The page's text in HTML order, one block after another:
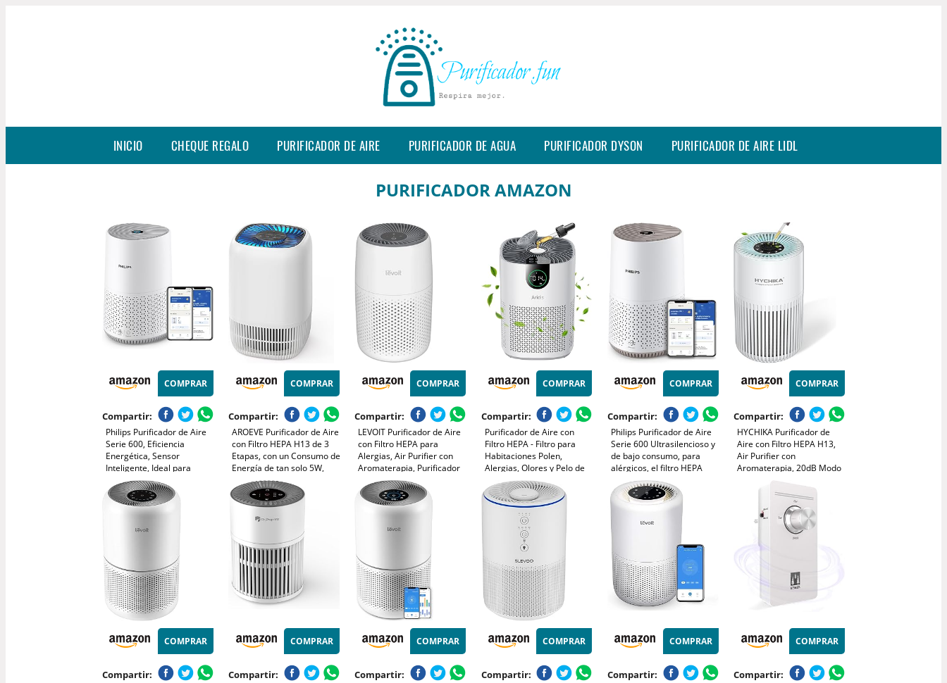
INICIO CHEQUE REGALO PURIFICADOR DE AIRE PURIFICADOR DE AGUA PURIFICADOR DYSON PURIFICADOR DE AIRE LIDL
PURIFICADOR AMAZON
COMPRAR
Compartir:
Philips Purificador de Aire
Serie 600, Eficiencia
Energética, Sensor
Inteligente, Ideal para
Alérgicos, Filtro HEPA
99,97%, Cubre Hasta 44 m²,
Control por App Philips Air+,
Blanco (AC0651/10)
COMPRAR
Compartir:
AROEVE Purificador de Aire
con Filtro HEPA H13 de 3
Etapas, con un Consumo de
Energía de tan solo 5W,
Silencioso a 22db con
Aroma, Combate el Polen,
el Humo y el Pelo de
Mascotas
COMPRAR
Compartir:
LEVOIT Purificador de Aire
con Filtro HEPA para
Alergias, Air Purifier con
Aromaterapia, Purificador
Aire Silencioso 25dB, Bajo
Consumo de Energía de 7W,
Core Mini
COMPRAR
Compartir:
Purificador de Aire con
Filtro HEPA - Filtro para
Habitaciones Polen,
Alergias, Olores y Pelo de
Mascotas, con Esponja de
Aromaterapia, 7.2W y 3
Velocidades, Silencioso
Versión Mejorada
COMPRAR
Compartir:
Philips Purificador de Aire
Serie 600 Ultrasilencioso y
de bajo consumo, para
alérgicos, el filtro HEPA
elimina el 99,97% de los
contaminantes, cubre hasta
44m2, controlado por app,
blanco (AC0650/10)
COMPRAR
Compartir:
HYCHIKA Purificador de
Aire con Filtro HEPA H13,
Air Purifier con
Aromaterapia, 20dB Modo
Sueño, Elimina 99,97% de
Polvo, Polen, Humo y
Olores, 3 Luces Nocturnas,
Temporizador, para Hogar
y Dormitorio
COMPRAR
Compartir:
COMPRAR
Compartir:
COMPRAR
Compartir:
COMPRAR
Compartir:
COMPRAR
Compartir:
COMPRAR
Compartir: